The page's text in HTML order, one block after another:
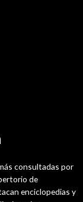
consultadas por
de
enciclopedias y